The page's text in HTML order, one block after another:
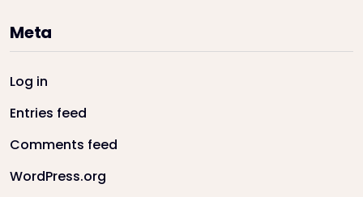
Meta
Log in
Entries feed
Comments feed
WordPress.org